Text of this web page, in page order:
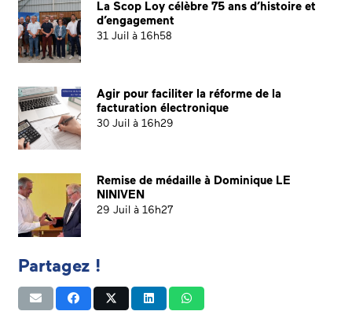
La Scop Loy célèbre 75 ans d’histoire et
d’engagement
31 Juil à 16h58
Agir pour faciliter la réforme de la
facturation électronique
30 Juil à 16h29
Remise de médaille à Dominique LE
NINIVEN
29 Juil à 16h27
Partagez !